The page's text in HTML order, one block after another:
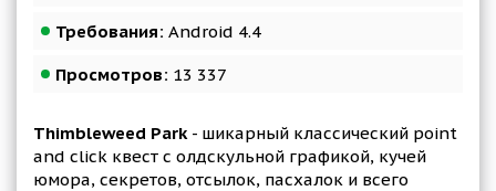
Требования: Android 4.4
Просмотров: 13 337
Thimbleweed Park- шикарный классический point
and click квест с олдскульной графикой, кучей
юмора, секретов, отсылок, пасхалок и всего